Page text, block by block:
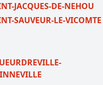
JACQUES-DE-NEHOU
SAUVEUR-LE-VICOMTE